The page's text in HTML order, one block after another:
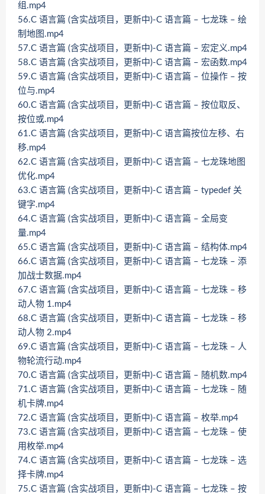
组.mp4
56.C 语言篇 (含实战项目，更新中)-C 语言篇 – 七龙珠 – 绘
制地图.mp4
57.C 语言篇 (含实战项目，更新中)-C 语言篇 – 宏定义.mp4
58.C 语言篇 (含实战项目，更新中)-C 语言篇 – 宏函数.mp4
59.C 语言篇 (含实战项目，更新中)-C 语言篇 – 位操作 – 按
位与.mp4
60.C 语言篇 (含实战项目，更新中)-C 语言篇 – 按位取反、
按位或.mp4
61.C 语言篇 (含实战项目，更新中)-C 语言篇按位左移、右
移.mp4
62.C 语言篇 (含实战项目，更新中)-C 语言篇 – 七龙珠地图
优化.mp4
63.C 语言篇 (含实战项目，更新中)-C 语言篇 – typedef 关
键字.mp4
64.C 语言篇 (含实战项目，更新中)-C 语言篇 – 全局变
量.mp4
65.C 语言篇 (含实战项目，更新中)-C 语言篇 – 结构体.mp4
66.C 语言篇 (含实战项目，更新中)-C 语言篇 – 七龙珠 – 添
加战士数据.mp4
67.C 语言篇 (含实战项目，更新中)-C 语言篇 – 七龙珠 – 移
动人物 1.mp4
68.C 语言篇 (含实战项目，更新中)-C 语言篇 – 七龙珠 – 移
动人物 2.mp4
69.C 语言篇 (含实战项目，更新中)-C 语言篇 – 七龙珠 – 人
物轮流行动.mp4
70.C 语言篇 (含实战项目，更新中)-C 语言篇 – 随机数.mp4
71.C 语言篇 (含实战项目，更新中)-C 语言篇 – 七龙珠 – 随
机卡牌.mp4
72.C 语言篇 (含实战项目，更新中)-C 语言篇 – 枚举.mp4
73.C 语言篇 (含实战项目，更新中)-C 语言篇 – 七龙珠 – 使
用枚举.mp4
74.C 语言篇 (含实战项目，更新中)-C 语言篇 – 七龙珠 – 选
择卡牌.mp4
75.C 语言篇 (含实战项目，更新中)-C 语言篇 – 七龙珠 – 按